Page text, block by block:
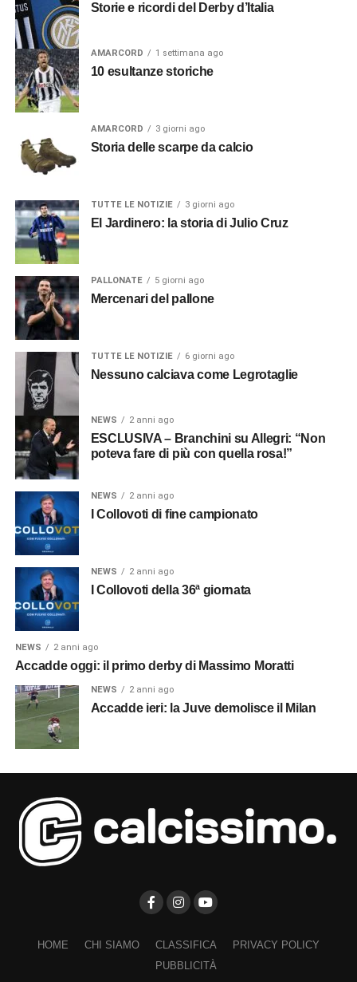
Storie e ricordi del Derby d’Italia
AMARCORD 1 settimana ago
10 esultanze storiche
AMARCORD 3 giorni ago
Storia delle scarpe da calcio
TUTTE LE NOTIZIE 3 giorni ago
El Jardinero: la storia di Julio Cruz
PALLONATE 5 giorni ago
Mercenari del pallone
TUTTE LE NOTIZIE 6 giorni ago
Nessuno calciava come Legrotaglie
NEWS 2 anni ago
ESCLUSIVA – Branchini su Allegri: “Non
poteva fare di più con quella rosa!”
NEWS 2 anni ago
I Collovoti di fine campionato
NEWS 2 anni ago
I Collovoti della 36ª giornata
NEWS 2 anni ago
Accadde oggi: il primo derby di Massimo Moratti
NEWS 2 anni ago
Accadde ieri: la Juve demolisce il Milan
HOME CHI SIAMO CLASSIFICA
PRIVACY POLICY
PUBBLICITÀ